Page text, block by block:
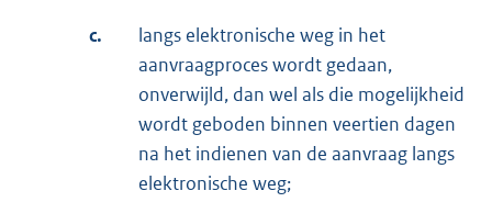
c.
langs elektronische weg in het
aanvraagproces wordt gedaan,
onverwijld, dan wel als die mogelijkheid
wordt geboden binnen veertien dagen
na het indienen van de aanvraag langs
elektronische weg;